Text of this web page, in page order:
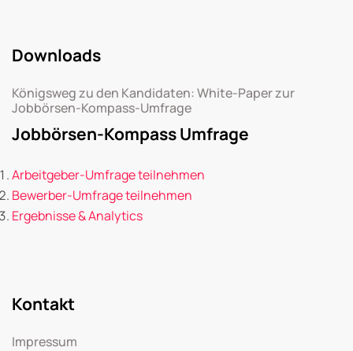
Downloads
Königsweg zu den Kandidaten: White-Paper zur
Jobbörsen-Kompass-Umfrage
Jobbörsen-Kompass Umfrage
Arbeitgeber-Umfrage teilnehmen
Bewerber-Umfrage teilnehmen
Ergebnisse & Analytics
Kontakt
Impressum